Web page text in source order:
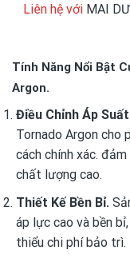
Liên hệ với MAI
Tính Năng Nổi Bật
Argon.
Điều Chỉnh Áp
Tornado Argon cho
cách chính xác.
chất lượng cao.
Thiết Kế Bền Bỉ.
áp lực cao và bền
thiểu chi phí bảo trì.